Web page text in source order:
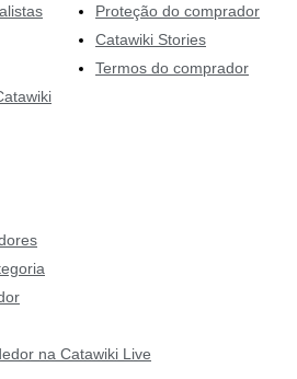
Proteção do comprador
Catawiki Stories
Termos do comprador
na Catawiki Live